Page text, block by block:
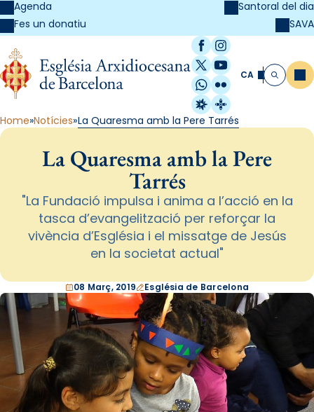
Agenda
Fes un donatiu
Santoral del dia
SAVA
Facebook
Instagram
X / Twitter
YouTube
WhatsApp
Flickr
Radio Estel
Catalunya
CA Cerca
Home Notícies La Quaresma amb la Pere Tarrés
La Quaresma amb la Pere
Tarrés
"La Fundació impulsa i anima a l’acció en la
tasca d’evangelització per reforçar la
vivència d’Església i el missatge de Jesús
en la societat actual"
08 Març, 2019 Església de Barcelona